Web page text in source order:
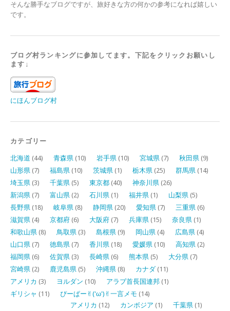
そんな勝手なブログですが、旅好きな方の何かの参考になれば嬉しい
です。
ブログ村ランキングに参加してます。下記をクリックお願いし
ます↓
にほんブログ村
カテゴリー
北海道 (44) 青森県 (10) 岩手県 (10) 宮城県 (7) 秋田県 (9)
山形県 (7) 福島県 (10) 茨城県 (1) 栃木県 (25) 群馬県 (14)
埼玉県 (3) 千葉県 (5) 東京都 (40) 神奈川県 (26)
新潟県 (7) 富山県 (2) 石川県 (1) 福井県 (1) 山梨県 (5)
長野県 (18) 岐阜県 (8) 静岡県 (20) 愛知県 (7) 三重県 (6)
滋賀県 (4) 京都府 (6) 大阪府 (7) 兵庫県 (15) 奈良県 (1)
和歌山県 (8) 鳥取県 (3) 島根県 (9) 岡山県 (4) 広島県 (4)
山口県 (7) 徳島県 (7) 香川県 (18) 愛媛県 (10) 高知県 (2)
福岡県 (6) 佐賀県 (3) 長崎県 (6) 熊本県 (5) 大分県 (7)
宮崎県 (2) 鹿児島県 (5) 沖縄県 (8) カナダ (11)
アメリカ (3) ヨルダン (10) アラブ首長国連邦 (1)
ギリシャ (11) ぴーぱー✌︎('ω')✌︎一言メモ (14)
アメリカ (12) カンボジア (1) 千葉県 (1)